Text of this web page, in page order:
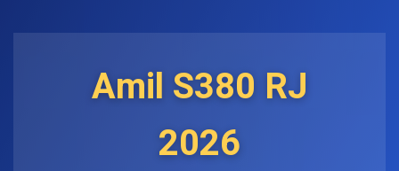
Amil S380 RJ
2026